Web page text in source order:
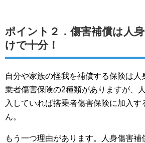
ポイント２．傷害補償は人
けで十分！
自分や家族の怪我を補償する保険は人
乗者傷害保険の2種類がありますが、
入していれば搭乗者傷害保険に加入す
ん。
もう一つ理由があります。人身傷害